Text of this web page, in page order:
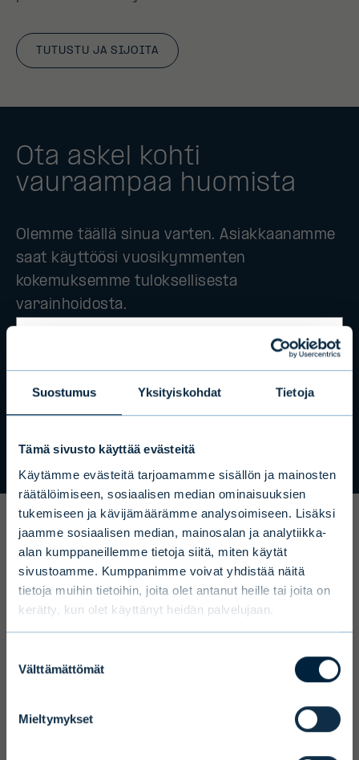
Suostumus Yksityiskohdat Tietoja
Tämä sivusto käyttää evästeitä
Käytämme evästeitä tarjoamamme sisällön ja mainosten
räätälöimiseen, sosiaalisen median ominaisuuksien
tukemiseen ja kävijämäärämme analysoimiseen. Lisäksi
jaamme sosiaalisen median, mainosalan ja analytiikka-
alan kumppaneillemme tietoja siitä, miten käytät
sivustoamme. Kumppanimme voivat yhdistää näitä
tietoja muihin tietoihin, joita olet antanut heille tai joita on
kerätty, kun olet käyttänyt heidän palvelujaan.
valinta
Välttämättömät
Mieltymykset
Primary
Disclaimer
To ensure we serve you with the most
relevant information please select your
language, country and investor type.
Select country
Select language
Terms and conditions
TUTUSTU JA SIJOITA
Ota askel kohti
vauraampaa huomista
Olemme täällä sinua varten. Asiakkaanamme
saat käyttöösi vuosikymmenten
kokemuksemme tuloksellisesta
varainhoidosta.
Avaa asiakkuus verkossa pankkitunnuksillasi
ja ota askel kohti vauraampaa huomista.
Ajankohtaista